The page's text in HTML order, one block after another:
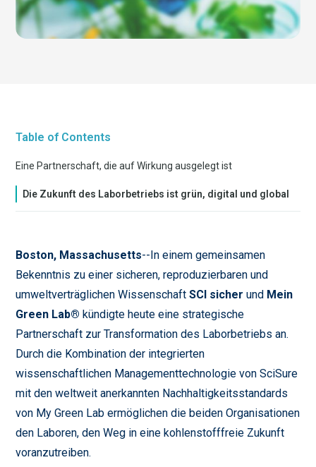
Table of Contents
Eine Partnerschaft, die auf Wirkung ausgelegt ist
Die Zukunft des Laborbetriebs ist grün, digital und global
Boston, Massachusetts--In einem gemeinsamen
Bekenntnis zu einer sicheren, reproduzierbaren und
umweltverträglichen Wissenschaft SCI sicher und Mein
Green Lab® kündigte heute eine strategische
Partnerschaft zur Transformation des Laborbetriebs an.
Durch die Kombination der integrierten
wissenschaftlichen Managementtechnologie von SciSure
mit den weltweit anerkannten Nachhaltigkeitsstandards
von My Green Lab ermöglichen die beiden Organisationen
den Laboren, den Weg in eine kohlenstofffreie Zukunft
voranzutreiben.